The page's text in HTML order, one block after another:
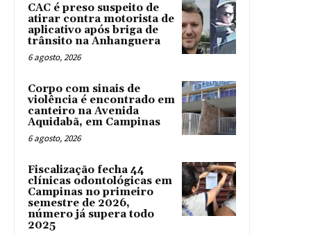
CAC é preso suspeito de
atirar contra motorista de
aplicativo após briga de
trânsito na Anhanguera
6 agosto, 2026
Corpo com sinais de
violência é encontrado em
canteiro na Avenida
Aquidabã, em Campinas
6 agosto, 2026
Fiscalização fecha 44
clínicas odontológicas em
Campinas no primeiro
semestre de 2026,
número já supera todo
2025